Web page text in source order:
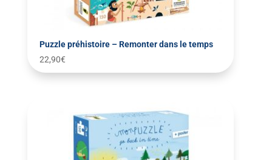
Puzzle préhistoire – Remonter dans le temps
22,90€